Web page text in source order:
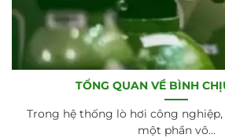
TỔNG QUAN VỀ BÌNH
Trong hệ thống lò hơi công
một phần vô...